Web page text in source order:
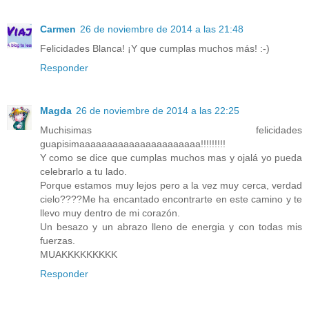
Carmen 26 de noviembre de 2014 a las 21:48
Felicidades Blanca! ¡Y que cumplas muchos más! :-)
Responder
Magda 26 de noviembre de 2014 a las 22:25
Muchisimas felicidades
guapisimaaaaaaaaaaaaaaaaaaaaaa!!!!!!!!!
Y como se dice que cumplas muchos mas y ojalá yo pueda
celebrarlo a tu lado.
Porque estamos muy lejos pero a la vez muy cerca, verdad
cielo????Me ha encantado encontrarte en este camino y te
llevo muy dentro de mi corazón.
Un besazo y un abrazo lleno de energia y con todas mis
fuerzas.
MUAKKKKKKKKK
Responder